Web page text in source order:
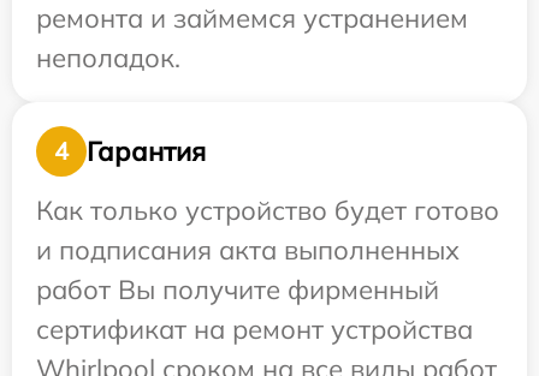
ремонта и займемся устранением
неполадок.
4
Гарантия
Как только устройство будет готово
и подписания акта выполненных
работ Вы получите фирменный
сертификат на ремонт устройства
Whirlpool сроком на все виды работ